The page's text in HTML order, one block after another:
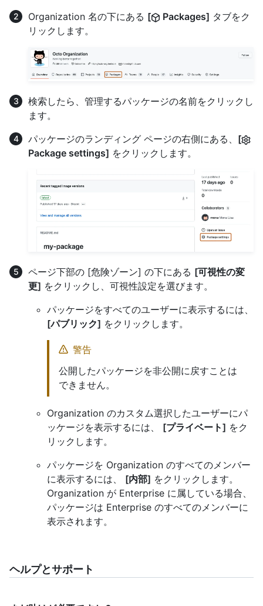
Organization 名の下にある [ Packages] タブをク
リックします。
検索したら、管理するパッケージの名前をクリックし
ます。
パッケージのランディング ページの右側にある、 [
Package settings] をクリックします。
ページ下部の [危険ゾーン] の下にある [可視性の変
更] をクリックし、可視性設定を選びます。
パッケージをすべてのユーザーに表示するには、
[パブリック] をクリックします。
警告
公開したパッケージを非公開に戻すことは
できません。
Organization のカスタム選択したユーザーにパ
ッケージを表示するには、 [プライベート] をク
リックします。
パッケージを Organization のすべてのメンバー
に表示するには、 [内部] をクリックします。
Organization が Enterprise に属している場合、
パッケージは Enterprise のすべてのメンバーに
表示されます。
ヘルプとサポート